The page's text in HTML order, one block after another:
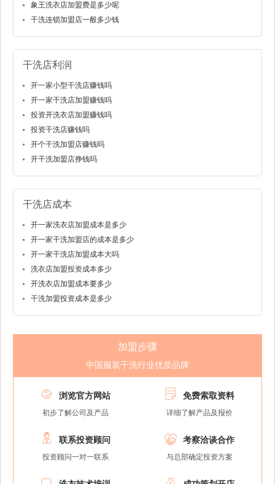
象王洗衣店加盟费是多少呢
干洗连锁加盟店一般多少钱
干洗店利润
开一家小型干洗店赚钱吗
开一家干洗店加盟赚钱吗
投资开洗衣店加盟赚钱吗
投资干洗店赚钱吗
开个干洗加盟店赚钱吗
开干洗加盟店挣钱吗
干洗店成本
开一家洗衣店加盟成本是多少
开一家干洗加盟店的成本是多少
开一家干洗店加盟成本大吗
洗衣店加盟投资成本多少
开洗衣店加盟成本要多少
干洗加盟投资成本是多少
加盟步骤
中国服装干洗行业优质品牌
 浏览官方网站
初步了解公司及产品
 免费索取资料
详细了解产品及报价
 联系投资顾问
投资顾问一对一联系
 考察洽谈合作
与总部确定投资方案